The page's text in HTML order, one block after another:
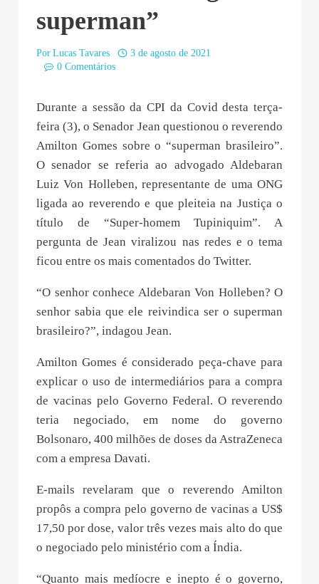
superman”
Por Lucas Tavares
3 de agosto de 2021
0 Comentários
Durante a sessão da CPI da Covid desta terça-
feira (3), o Senador Jean questionou o reverendo
Amilton Gomes sobre o “superman brasileiro”.
O senador se referia ao advogado Aldebaran
Luiz Von Holleben, representante de uma ONG
ligada ao reverendo e que pleiteia na Justiça o
título de “Super-homem Tupiniquim”. A
pergunta de Jean viralizou nas redes e o tema
ficou entre os mais comentados do Twitter.
“O senhor conhece Aldebaran Von Holleben? O
senhor sabia que ele reivindica ser o superman
brasileiro?”, indagou Jean.
Amilton Gomes é considerado peça-chave para
explicar o uso de intermediários para a compra
de vacinas pelo Governo Federal. O reverendo
teria negociado, em nome do governo
Bolsonaro, 400 milhões de doses da AstraZeneca
com a empresa Davati.
E-mails revelaram que o reverendo Amilton
propôs a compra pelo governo de vacinas a US$
17,50 por dose, valor três vezes mais alto do que
o negociado pelo ministério com a Índia.
“Quanto mais medíocre e inepto é o governo,